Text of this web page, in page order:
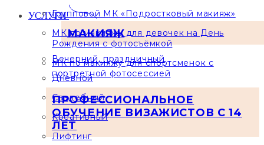
УСЛУГИ
МАКИЯЖ
Вечерний, праздничный
Дневной
Свадебный
Креативный
Лифтинг
Групповой МК «Подростковый макияж»
МК по макияжу для девочек на День
Рождения с фотосъёмкой
МК по макияжу для спортсменок с
портретной фотосессией
ПРОФЕССИОНАЛЬНОЕ
ОБУЧЕНИЕ ВИЗАЖИСТОВ С 14
ЛЕТ